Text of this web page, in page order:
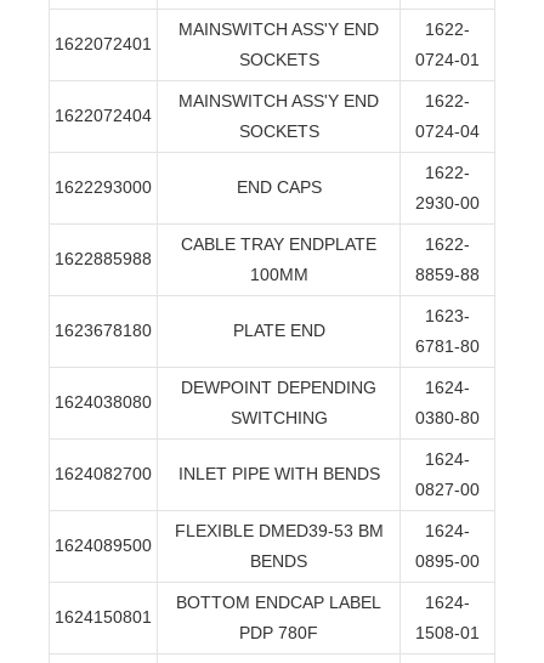
1622072401
MAINSWITCH ASS'Y END
SOCKETS
1622-
0724-01
1622072404
MAINSWITCH ASS'Y END
SOCKETS
1622-
0724-04
1622293000 END CAPS
1622-
2930-00
1622885988
CABLE TRAY ENDPLATE
100MM
1622-
8859-88
1623678180 PLATE END
1623-
6781-80
1624038080
DEWPOINT DEPENDING
SWITCHING
1624-
0380-80
1624082700 INLET PIPE WITH BENDS
1624-
0827-00
1624089500
FLEXIBLE DMED39-53 BM
BENDS
1624-
0895-00
1624150801
BOTTOM ENDCAP LABEL
PDP 780F
1624-
1508-01